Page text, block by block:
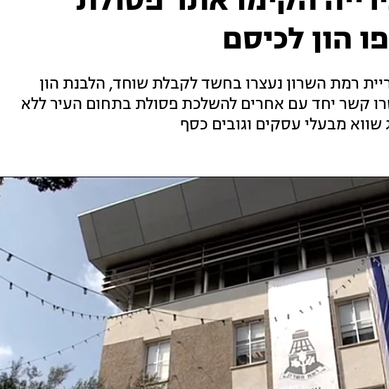
הון לכיסם
רמת השרון נעצרו בחשד לקבלת שוחד, הלבנת הון
קשר יחד עם אחרים להשלכת פסולת בתחום העיר ללא
שווא מבעלי עסקים וגובים כסף